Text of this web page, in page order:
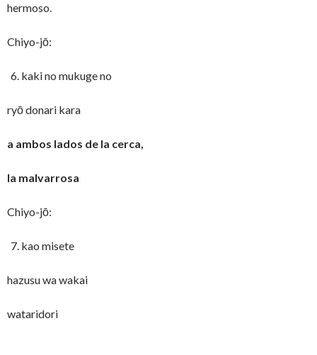
hermoso.
Chiyo-jō:
kaki no mukuge no
ryō donari kara
a ambos lados de la cerca,
la malvarrosa
Chiyo-jō:
kao misete
hazusu wa wakai
wataridori